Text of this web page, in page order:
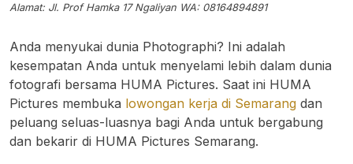
Alamat: Jl. Prof Hamka 17 Ngaliyan WA: 08164894891
Anda menyukai dunia Photographi? Ini adalah
kesempatan Anda untuk menyelami lebih dalam dunia
fotografi bersama HUMA Pictures. Saat ini HUMA
Pictures membuka lowongan kerja di Semarang dan
peluang seluas-luasnya bagi Anda untuk bergabung
dan bekarir di HUMA Pictures Semarang.